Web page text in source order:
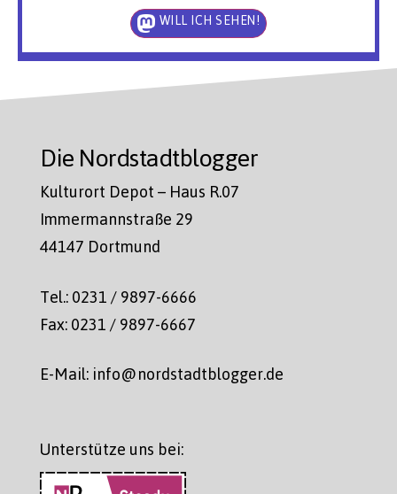
WILL ICH SEHEN!
Die Nordstadtblogger
Kulturort Depot – Haus R.07
Immermannstraße 29
44147 Dortmund
Tel.: 0231 / 9897-6666
Fax: 0231 / 9897-6667
E-Mail: info@nordstadtblogger.de
Unterstütze uns bei: